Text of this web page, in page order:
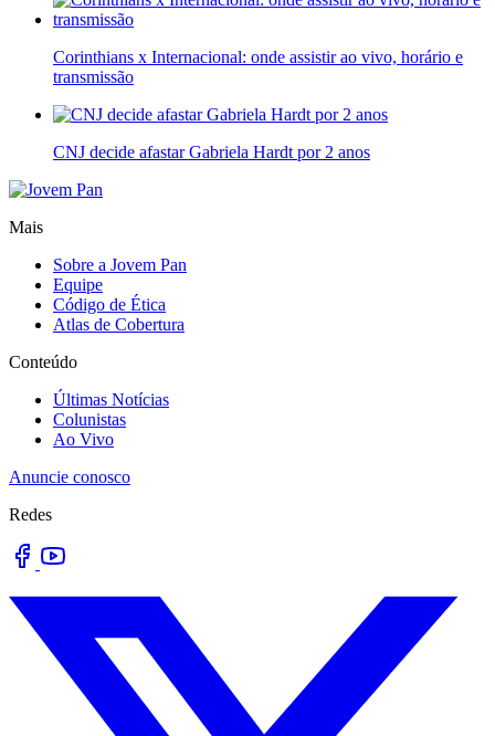
Corinthians x Internacional: onde assistir ao vivo, horário e
transmissão
CNJ decide afastar Gabriela Hardt por 2 anos
Mais
Sobre a Jovem Pan
Equipe
Código de Ética
Atlas de Cobertura
Conteúdo
Últimas Notícias
Colunistas
Ao Vivo
Anuncie conosco
Redes